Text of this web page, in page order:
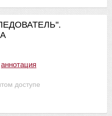
доступе
аннотация